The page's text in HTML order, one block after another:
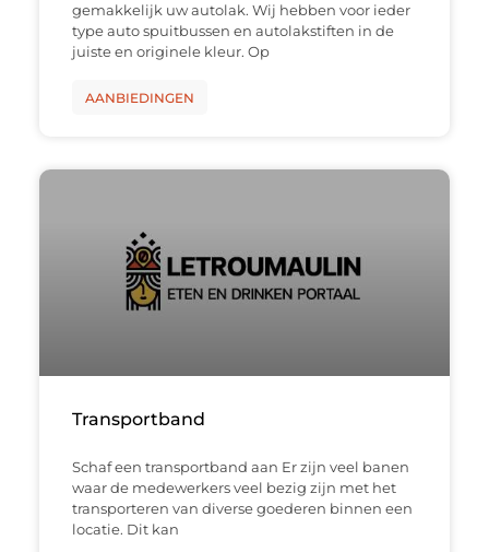
gemakkelijk uw autolak. Wij hebben voor ieder
type auto spuitbussen en autolakstiften in de
juiste en originele kleur. Op
AANBIEDINGEN
Transportband
Schaf een transportband aan Er zijn veel banen
waar de medewerkers veel bezig zijn met het
transporteren van diverse goederen binnen een
locatie. Dit kan